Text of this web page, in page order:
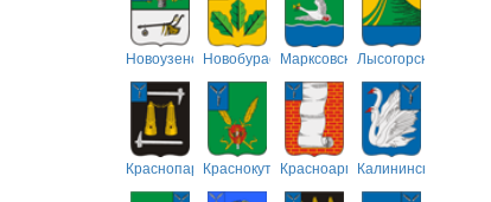
НовоузенскийНовобурасскийМарксовскийЛысогорский
Краснопартизанский
КраснокутскийКрасноармейский
Калининский